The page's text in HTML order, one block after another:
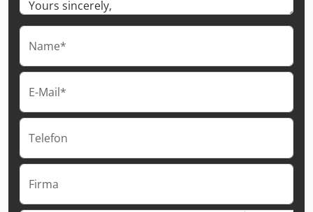
Name*
E-Mail*
Telefon
Firma